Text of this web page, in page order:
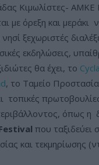
Κιμωλίστες- ΑΜΚΕ
με όρεξη και μεράκι
ξεχωριστές
εκδηλώσεις,
θα έχει, το
, το Ταμείο
τοπικές
όπως η
που ταξιδεύει
και τεκμηρίωσης